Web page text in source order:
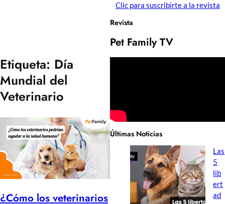
Etiqueta: Día
Mundial del
Veterinario
¿Cómo los veterinarios
Clic para suscribirte a la revista
Revista
Pet Family TV
Últimas Noticias
Las
5
lib
ert
ad